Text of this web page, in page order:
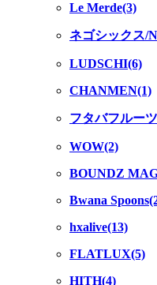
Le Merde(3)
ネゴシックス/
LUDSCHI(6)
CHANMEN(1)
フタバフルー
WOW(2)
BOUNDZ
Bwana
hxalive(13)
FLATLUX(5)
HITH(4)